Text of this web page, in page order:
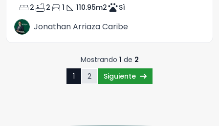
bed 2 bathtub 2 directions_car 1 square_foot 110.95m2petsSì
Jonathan Arriaza Caribe
Mostrando 1 de 2
1
2 Siguiente